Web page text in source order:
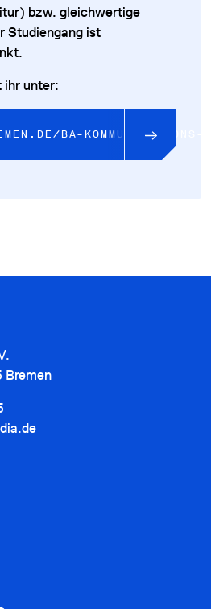
bzw. gleichwertige
Studiengang ist
ihr unter:
BA-KOMMUNIKATIONS-
Bremen